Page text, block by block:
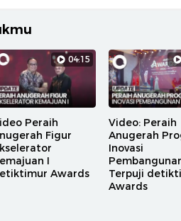
04:15
Peraih
Figur
I
Awards
Video: Peraih
Anugerah
Inovasi
Terpuji
Awards